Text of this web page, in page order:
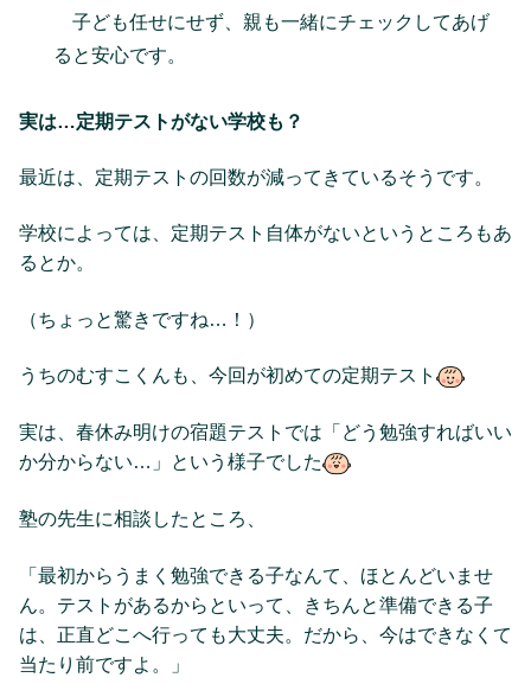
子ども任せにせず、親も一緒にチェックしてあげ
ると安心です。
実は…定期テストがない学校も？
最近は、定期テストの回数が減ってきているそうです。
学校によっては、定期テスト自体がないというところもあ
るとか。
（ちょっと驚きですね…！）
うちのむすこくんも、今回が初めての定期テスト
実は、春休み明けの宿題テストでは「どう勉強すればいい
か分からない…」という様子でした
塾の先生に相談したところ、
「最初からうまく勉強できる子なんて、ほとんどいませ
ん。テストがあるからといって、きちんと準備できる子
は、正直どこへ行っても大丈夫。だから、今はできなくて
当たり前ですよ。」